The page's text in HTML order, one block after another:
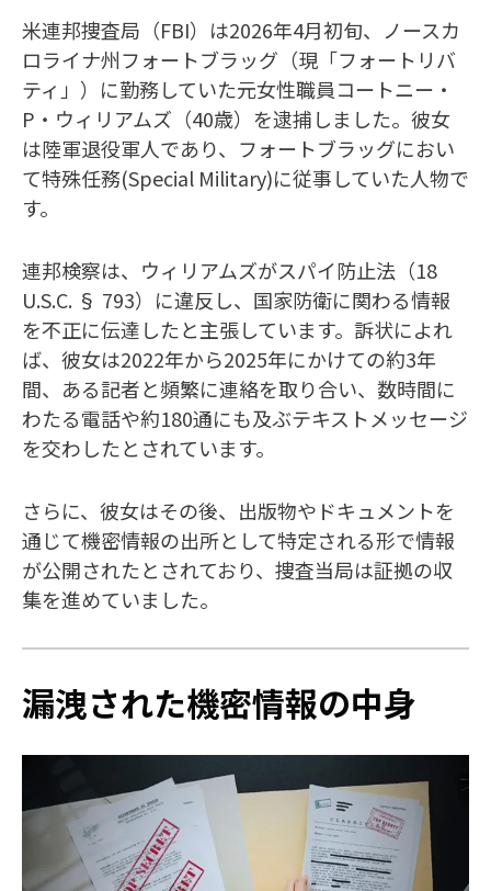
米連邦捜査局（FBI）は2026年4月初旬、ノースカ
ロライナ州フォートブラッグ（現「フォートリバ
ティ」）に勤務していた元女性職員コートニー・
P・ウィリアムズ（40歳）を逮捕しました。彼女
は陸軍退役軍人であり、フォートブラッグにおい
て特殊任務(Special Military)に従事していた人物で
す。
連邦検察は、ウィリアムズがスパイ防止法（18
U.S.C. § 793）に違反し、国家防衛に関わる情報
を不正に伝達したと主張しています。訴状によれ
ば、彼女は2022年から2025年にかけての約3年
間、ある記者と頻繁に連絡を取り合い、数時間に
わたる電話や約180通にも及ぶテキストメッセージ
を交わしたとされています。
さらに、彼女はその後、出版物やドキュメントを
通じて機密情報の出所として特定される形で情報
が公開されたとされており、捜査当局は証拠の収
集を進めていました。
漏洩された機密情報の中身